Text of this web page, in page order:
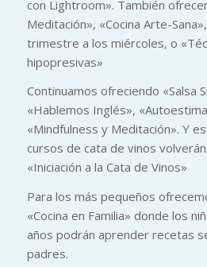
con Lightroom». También
Meditación», «Cocina Arte-
trimestre a los miércoles, o
hipopresivas»
Continuamos ofreciendo «Salsa
«Hablemos Inglés»,
«Mindfulness y Meditación». Y
cursos de cata de vinos
«Iniciación a la Cata de Vinos»
Para los más pequeños
«Cocina en Familia» donde los
años podrán aprender recetas
padres.